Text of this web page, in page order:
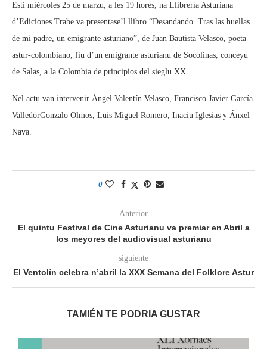
Esti miércoles 25 de marzu, a les 19 hores, na Llibrería Asturiana
d’Ediciones Trabe va presentase’l llibro “Desandando. Tras las huellas
de mi padre, un emigrante asturiano”, de Juan Bautista Velasco, poeta
astur-colombiano, fiu d’un emigrante asturianu de Socolinas, conceyu
de Salas, a la Colombia de principios del sieglu XX.
Nel actu van intervenir Ángel Valentín Velasco, Francisco Javier García
ValledorGonzalo Olmos, Luis Miguel Romero, Inaciu Iglesias y Ánxel
Nava.
0
Anterior
El quintu Festival de Cine Asturianu va premiar en Abril a
los meyores del audiovisual asturianu
siguiente
El Ventolín celebra n’abril la XXX Semana del Folklore Astur
TAMIÉN TE PODRIA GUSTAR